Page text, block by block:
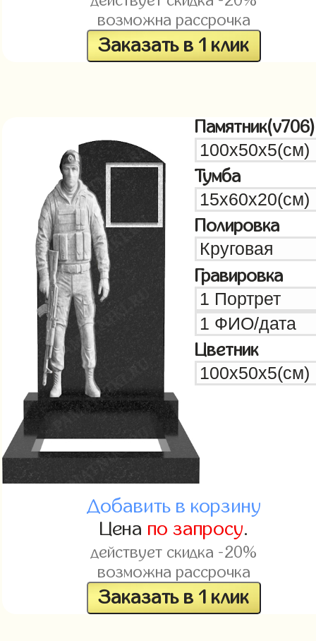
возможна рассрочка
Заказать в 1 клик
Памятник(v706)
Тумба
Полировка
Гравировка
Цветник
Добавить в корзину
Цена по запросу.
действует скидка -20%
возможна рассрочка
Заказать в 1 клик